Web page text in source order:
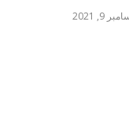
9, 2021